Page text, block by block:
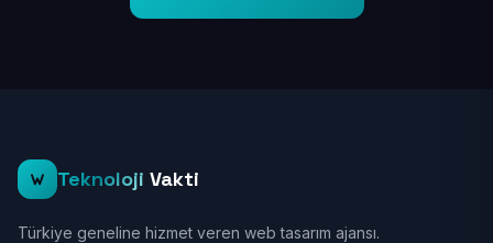
Teknoloji Vakti
Türkiye geneline hizmet veren web tasarım ajansı.